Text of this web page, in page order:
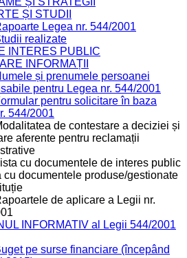
ȘI STUDII
Legea nr. 544/2001
realizate
INTERES PUBLIC
INFORMAȚII
și prenumele persoanei
pentru Legea nr. 544/2001
pentru solicitare în baza
544/2001
de contestare a deciziei și
aferente pentru reclamații
cu documentele de interes public
cu documentele produse/gestionate
de aplicare a Legii nr.
INFORMATIV al Legii 544/2001
pe surse financiare (începând